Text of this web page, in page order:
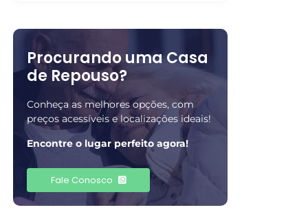
Procurando uma Casa
de Repouso?
Conheça as melhores opções, com
preços acessíveis e localizações ideais!
Encontre o lugar perfeito agora!
Fale Conosco